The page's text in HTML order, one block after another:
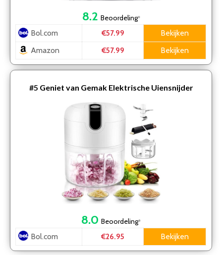
8.2 Beoordeling*
Bol.com €57.99
Bekijken
Amazon
€57.99 Bekijken
#5 Geniet van Gemak Elektrische Uiensnijder
8.0 Beoordeling*
Bol.com €26.95 Bekijken